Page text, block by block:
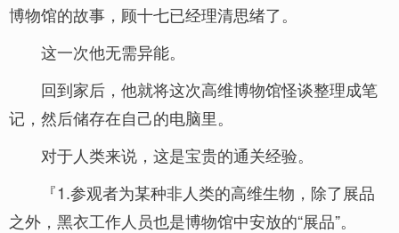
博物馆的故事，顾十七已经理清思绪了。
这一次他无需异能。
回到家后，他就将这次高维博物馆怪谈整理成笔
记，然后储存在自己的电脑里。
对于人类来说，这是宝贵的通关经验。
『1.参观者为某种非人类的高维生物，除了展品
之外，黑衣工作人员也是博物馆中安放的“展品”。